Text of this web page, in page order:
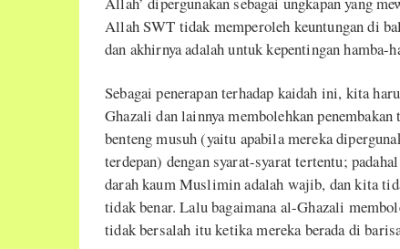
Allah SWT tidak memperoleh keuntungan di
dan akhirnya adalah untuk kepentingan hamba-
Sebagai penerapan terhadap kaidah ini, kita
Ghazali dan lainnya membolehkan
benteng musuh (yaitu apabila mereka
terdepan) dengan syarat-syarat tertentu;
darah kaum Muslimin adalah wajib, dan kita
tidak benar. Lalu bagaimana al-Ghazali
tidak bersalah itu ketika mereka berada di